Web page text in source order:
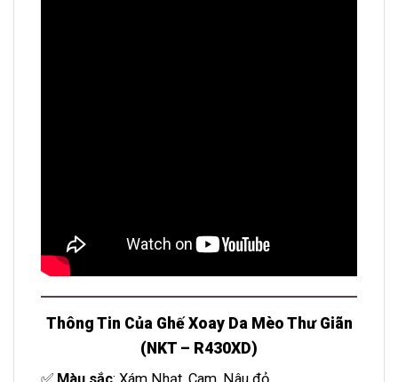
Thông Tin Của Ghế Xoay Da Mèo Thư Giãn
(NKT – R430XD)
✅ Màu sắc: Xám Nhạt, Cam, Nâu đỏ